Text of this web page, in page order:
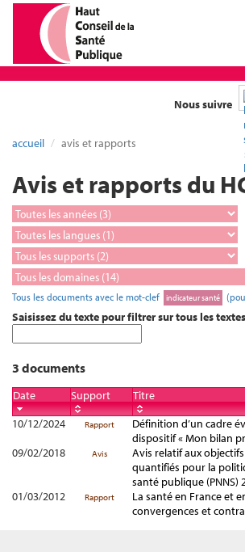
Nous suivre
accueil avis et rapports
Avis et rapports du
Tous les documents avec le mot-clef indicateur santé
Saisissez du texte pour filtrer sur tous les
3 documents
Date Support
Titre
10/12/2024
Rapport
Définition d’un cadre
dispositif « Mon bilan
09/02/2018
Avis
Avis relatif aux
quantifiés pour la
santé publique (PNNS)
01/03/2012
Rapport
La santé en France et
convergences et